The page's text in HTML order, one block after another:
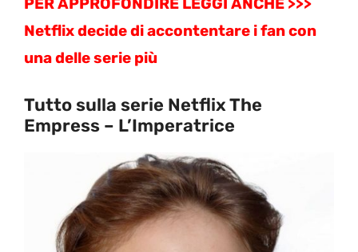
PER APPROFONDIRE LEGGI ANCHE >>>
Netflix decide di accontentare i fan con
una delle serie più
Tutto sulla serie Netflix The
Empress – L’Imperatrice